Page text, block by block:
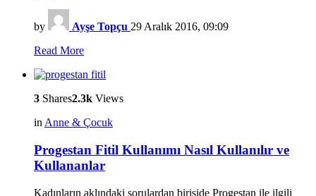
by Ayşe Topçu 29 Aralık 2016, 09:09
Read More
3 Shares2.3k Views
inAnne & Çocuk
Progestan Fitil Kullanımı Nasıl Kullanılır ve
Kullananlar
Kadınların aklındaki sorulardan biriside Progestan ile ilgili